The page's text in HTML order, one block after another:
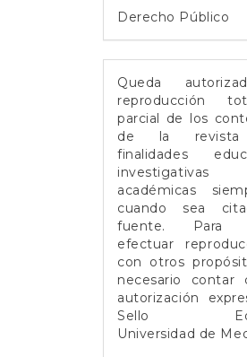
Derecho Público
Queda
reproducción
parcial de los
de la
finalidades
académicas
cuando sea
fuente. Para
efectuar
con otros
necesario contar
autorización
Sello
Universidad de